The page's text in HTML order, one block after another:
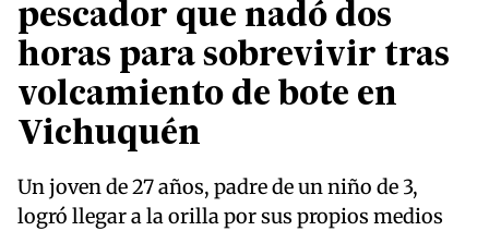
pescador que nadó dos
horas para sobrevivir tras
volcamiento de bote en
Vichuquén
Un joven de 27 años, padre de un niño de 3,
logró llegar a la orilla por sus propios medios